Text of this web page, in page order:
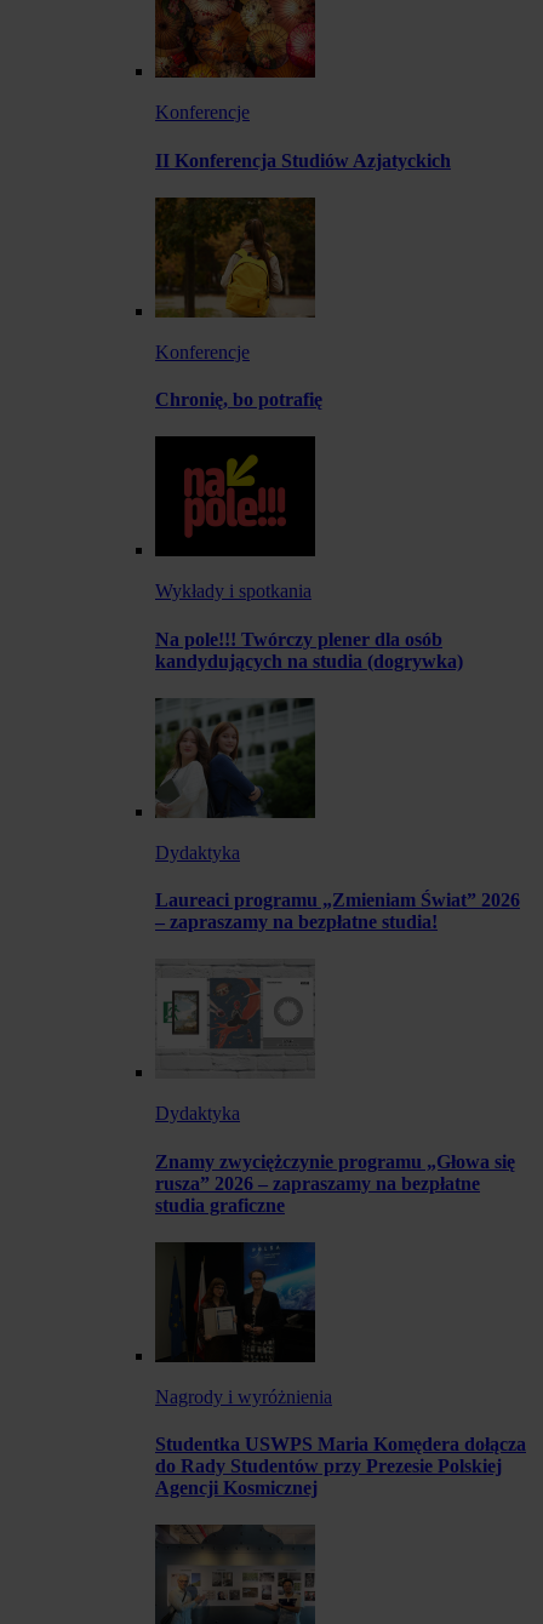
Konferencje
II Konferencja Studiów Azjatyckich
Konferencje
Chronię, bo potrafię
Wykłady i spotkania
Na pole!!! Twórczy plener dla osób
kandydujących na studia (dogrywka)
Dydaktyka
Laureaci programu „Zmieniam Świat” 2026
– zapraszamy na bezpłatne studia!
Dydaktyka
Znamy zwyciężczynie programu „Głowa się
rusza” 2026 – zapraszamy na bezpłatne
studia graficzne
Nagrody i wyróżnienia
Studentka USWPS Maria Komędera dołącza
do Rady Studentów przy Prezesie Polskiej
Agencji Kosmicznej